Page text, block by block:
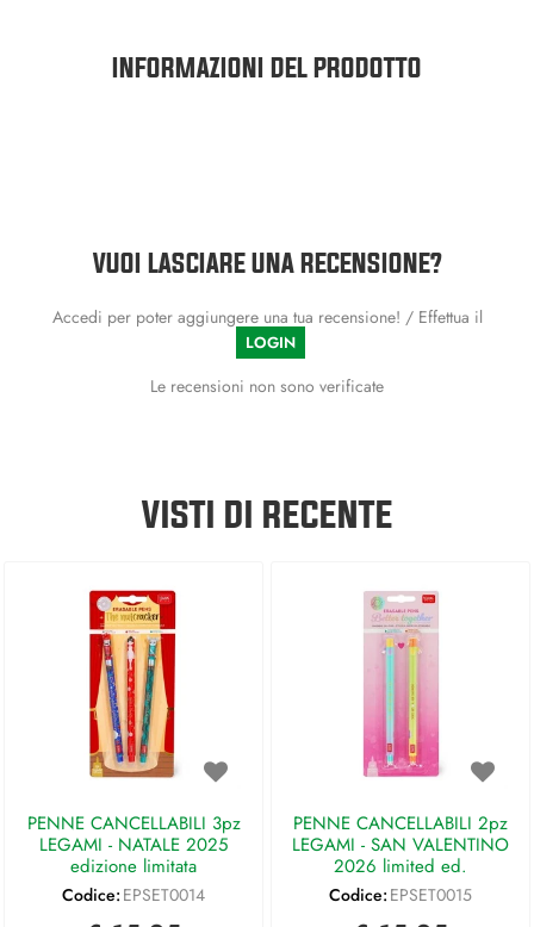
INFORMAZIONI DEL PRODOTTO
VUOI LASCIARE UNA RECENSIONE?
Accedi per poter aggiungere una tua recensione! / Effettua il
LOGIN
Le recensioni non sono verificate
VISTI DI RECENTE
PENNE CANCELLABILI 3pz
LEGAMI - NATALE 2025
edizione limitata
Codice: EPSET0014
PENNE CANCELLABILI 2pz
LEGAMI - SAN VALENTINO
2026 limited ed.
Codice: EPSET0015